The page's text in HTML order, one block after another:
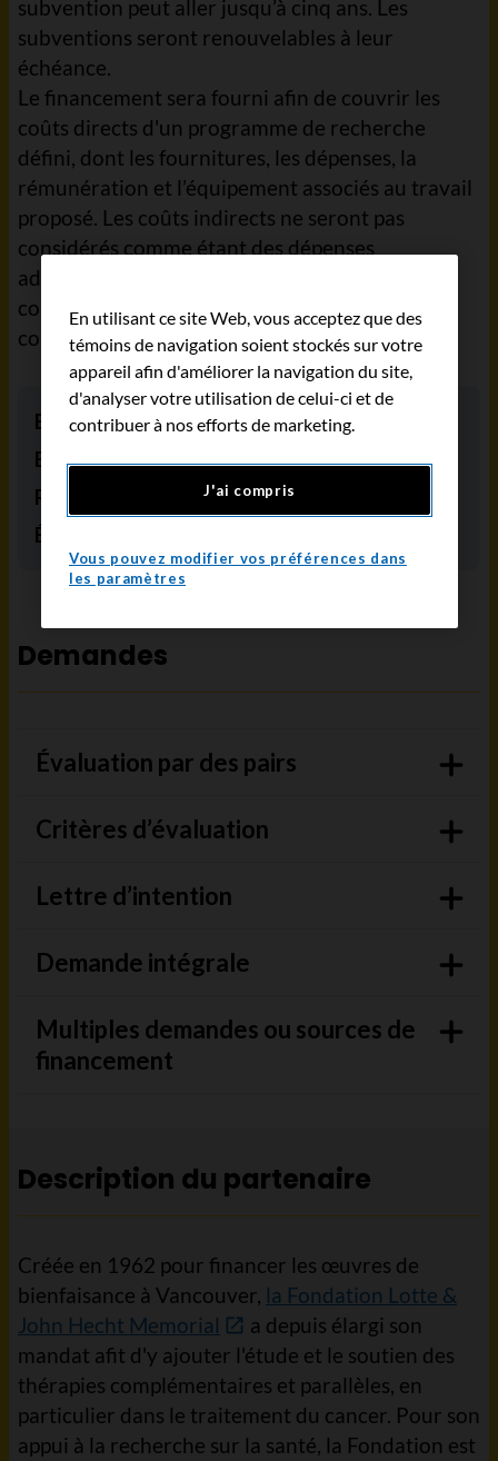
subvention peut aller jusqu’à cinq ans. Les
subventions seront renouvelables à leur
échéance.
Le financement sera fourni afin de couvrir les
coûts directs d'un programme de recherche
défini, dont les fournitures, les dépenses, la
rémunération et l’équipement associés au travail
proposé. Les coûts indirects ne seront pas
considérés comme étant des dépenses
admissibles. Les budgets proposés pourront
couvrir les coûts d’équipement jusqu’à
concurrence de 150 000 $.
Budget
1 500 000 $
Budget par an
300 000 $
Renouvelable
Équipement
Demandes
Évaluation par des pairs
Critères d’évaluation
Lettre d’intention
Demande intégrale
Multiples demandes ou sources de
financement
Description du partenaire
Créée en 1962 pour financer les œuvres de
bienfaisance à Vancouver, la Fondation Lotte &
John Hecht Memorial
a depuis élargi son
mandat afit d'y ajouter l'étude et le soutien des
thérapies complémentaires et parallèles, en
particulier dans le traitement du cancer. Pour son
appui à la recherche sur la santé, la Fondation est
En utilisant ce site Web, vous acceptez que des
témoins de navigation soient stockés sur votre
appareil afin d'améliorer la navigation du site,
d'analyser votre utilisation de celui-ci et de
contribuer à nos efforts de marketing.
J'ai compris
Vous pouvez modifier vos préférences dans
les paramètres